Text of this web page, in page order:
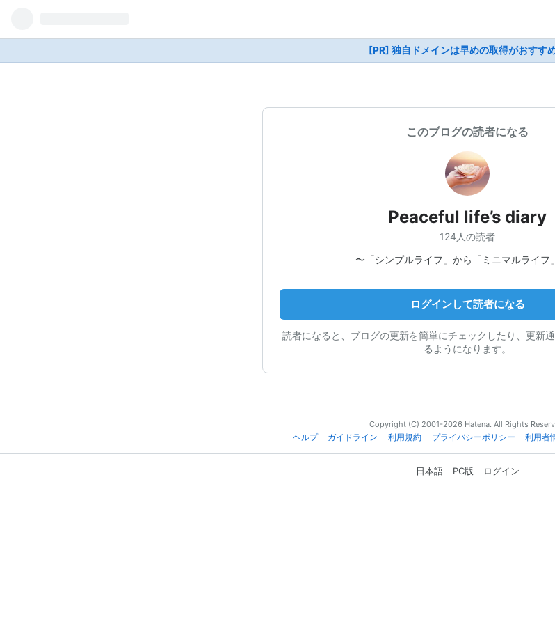
[PR] 独自ドメインは早めの取得がおすす
このブログの読者になる
Peaceful life’s diary
124人の読者
〜「シンプルライフ」から「ミニマルライフ
ログインして読者になる
読者になると、ブログの更新を簡単にチェックしたり、更新
るようになります。
Copyright (C) 2001-2026 Hatena. All Rights
ヘルプ
ガイドライン 利用規約 プライバシーポリシー 利用者
日本語 PC版 ログイン